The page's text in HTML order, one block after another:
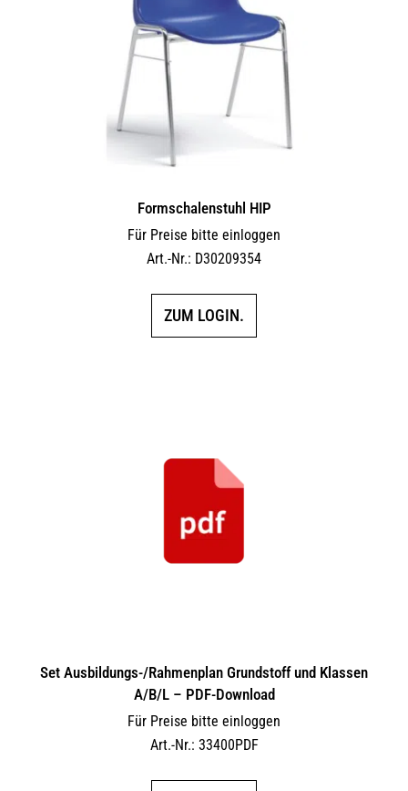
Formschalenstuhl HIP
Für Preise bitte einloggen
Art.-Nr.: D30209354
ZUM LOGIN.
Set Ausbildungs-/Rahmenplan Grundstoff und Klassen
A/B/L – PDF-Download
Für Preise bitte einloggen
Art.-Nr.: 33400PDF